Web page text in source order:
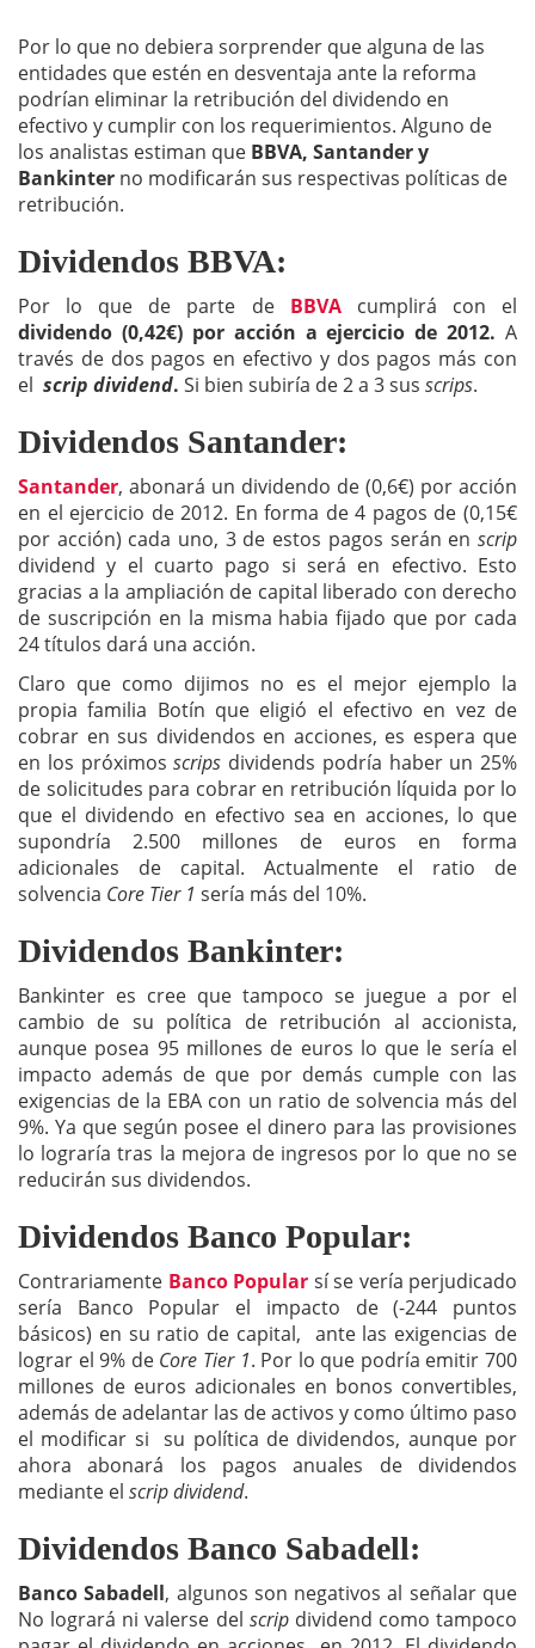
Por lo que no debiera sorprender que alguna de las
entidades que estén en desventaja ante la reforma
podrían eliminar la retribución del dividendo en
efectivo y cumplir con los requerimientos. Alguno de
los analistas estiman que BBVA, Santander y
Bankinter no modificarán sus respectivas políticas de
retribución.
Dividendos BBVA:
Por lo que de parte de BBVAcumplirá con el
dividendo (0,42€) por acción a ejercicio de 2012. A
través de dos pagos en efectivo y dos pagos más con
el scrip dividend. Si bien subiría de 2 a 3 sus scrips.
Dividendos Santander:
Santander, abonará un dividendo de (0,6€) por acción
en el ejercicio de 2012. En forma de 4 pagos de (0,15€
por acción) cada uno, 3 de estos pagos serán en scrip
dividend y el cuarto pago si será en efectivo. Esto
gracias a la ampliación de capital liberado con derecho
de suscripción en la misma habia fijado que por cada
24 títulos dará una acción.
Claro que como dijimos no es el mejor ejemplo la
propia familia Botín que eligió el efectivo en vez de
cobrar en sus dividendos en acciones, es espera que
en los próximosscrips dividends podría haber un 25%
de solicitudes para cobrar en retribución líquida por lo
que el dividendo en efectivo sea en acciones, lo que
supondría 2.500 millones de euros en forma
adicionales de capital. Actualmente el ratio de
solvencia Core Tier 1 sería más del 10%.
Dividendos Bankinter:
Bankinter es cree que tampoco se juegue a por el
cambio de su política de retribución al accionista,
aunque posea 95 millones de euros lo que le sería el
impacto además de que por demás cumple con las
exigencias de la EBA con un ratio de solvencia más del
9%. Ya que según posee el dinero para las provisiones
lo lograría tras la mejora de ingresos por lo que no se
reducirán sus dividendos.
Dividendos Banco Popular:
Contrariamente Banco Popular sí se vería perjudicado
sería Banco Popular el impacto de (-244 puntos
básicos) en su ratio de capital, ante las exigencias de
lograr el 9% de Core Tier 1. Por lo que podría emitir 700
millones de euros adicionales en bonos convertibles,
además de adelantar las de activos y como último paso
el modificar si su política de dividendos, aunque por
ahora abonará los pagos anuales de dividendos
mediante el scrip dividend.
Dividendos Banco Sabadell:
Banco Sabadell, algunos son negativos al señalar que
No logrará ni valerse del scripdividend como tampoco